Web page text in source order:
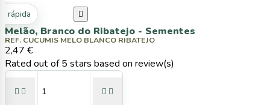
rápida 
Melão, Branco do Ribatejo - Sementes
REF. CUCUMIS MELO BLANCO RIBATEJO
2,47 €
Rated out of 5 stars based on review(s)
   